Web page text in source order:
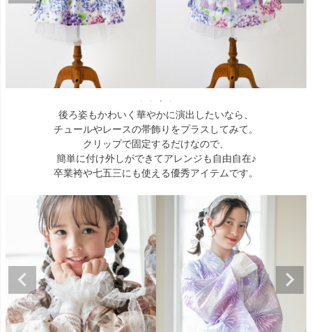
後ろ姿もかわいく華やかに演出したいなら、
チュールやレースの帯飾りをプラスしてみて。
クリップで固定するだけなので、
簡単に付け外しができてアレンジも自由自在♪
卒業袴や七五三にも使える優秀アイテムです。